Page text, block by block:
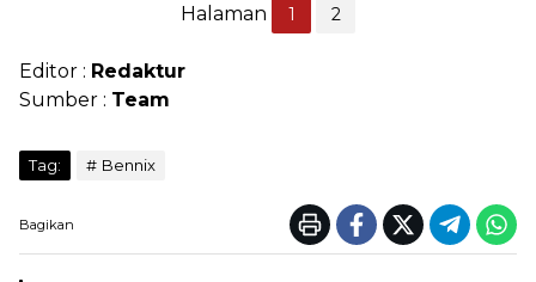
Halaman 1 2
Editor : Redaktur
Sumber : Team
Tag: Bennix
Bagikan